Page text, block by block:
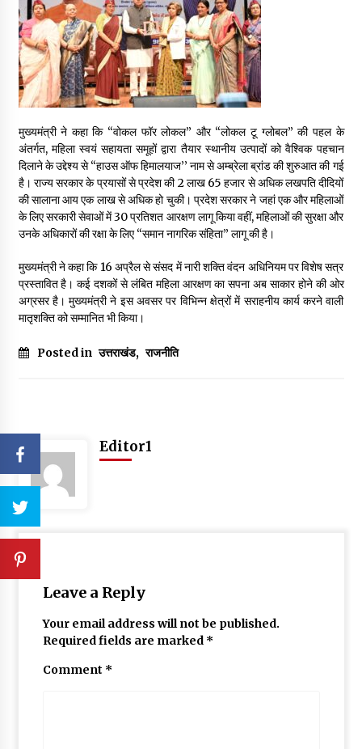
मुख्यमंत्री ने कहा कि “वोकल फॉर लोकल” और “लोकल टू ग्लोबल” की पहल के
अंतर्गत, महिला स्वयं सहायता समूहों द्वारा तैयार स्थानीय उत्पादों को वैश्विक पहचान
दिलाने के उद्देश्य से “हाउस ऑफ हिमालयाज’’ नाम से अम्ब्रेला ब्रांड की शुरुआत की गई
है। राज्य सरकार के प्रयासों से प्रदेश की 2 लाख 65 हजार से अधिक लखपति दीदियों
की सालाना आय एक लाख से अधिक हो चुकी। प्रदेश सरकार ने जहां एक और महिलाओं
के लिए सरकारी सेवाओं में 30 प्रतिशत आरक्षण लागू किया वहीं, महिलाओं की सुरक्षा और
उनके अधिकारों की रक्षा के लिए “समान नागरिक संहिता” लागू की है।
मुख्यमंत्री ने कहा कि 16 अप्रैल से संसद में नारी शक्ति वंदन अधिनियम पर विशेष सत्र
प्रस्तावित है। कई दशकों से लंबित महिला आरक्षण का सपना अब साकार होने की ओर
अग्रसर है। मुख्यमंत्री ने इस अवसर पर विभिन्न क्षेत्रों में सराहनीय कार्य करने वाली
मातृशक्ति को सम्मानित भी किया।
Posted in उत्तराखंड, राजनीति
Editor1
Leave a Reply
Your email address will not be published.
Required fields are marked *
Comment *